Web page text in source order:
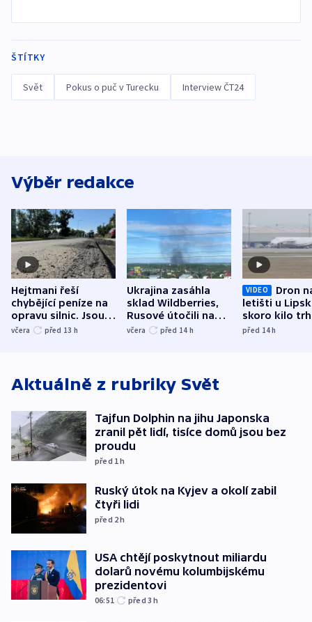
ŠTÍTKY
Svět Pokus o puč v Turecku Interview ČT24
Výběr redakce
Hejtmani řeší
chybějící peníze na
opravu silnic. Jsou
nenárokové, namítá
včera před 13 h
Ukrajina zasáhla
sklad Wildberries,
Rusové útočili na
trh, hasiče či
včera před 14 h
VIDEO
Dron
letišti u
skoro kilo
indicie
před 14h
Aktuálně z rubriky Svět
Tajfun Dolphin na jihu Japonska
zranil pět lidí, tisíce domů jsou bez
proudu
před 1h
Ruský útok na Kyjev a okolí zabil
čtyři lidi
před 2h
USA chtějí poskytnout miliardu
dolarů novému kolumbijskému
prezidentovi
06:51 před 3h